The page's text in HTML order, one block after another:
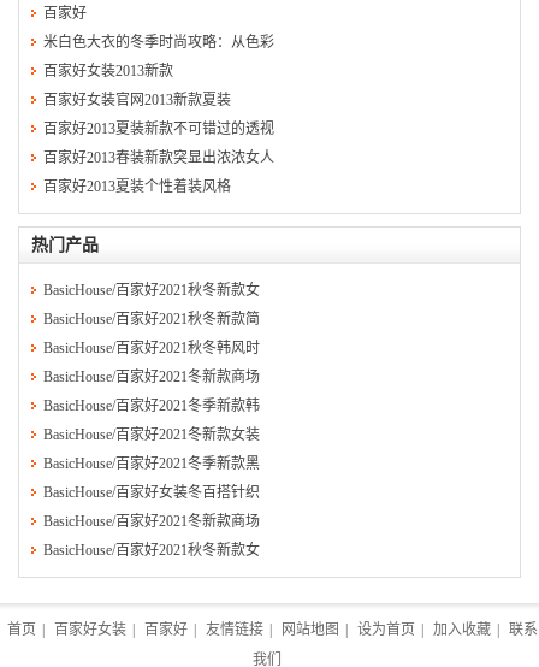
百家好
米白色大衣的冬季时尚攻略：从色彩
百家好女装2013新款
百家好女装官网2013新款夏装
百家好2013夏装新款不可错过的透视
百家好2013春装新款突显出浓浓女人
百家好2013夏装个性着装风格
热门产品
BasicHouse/百家好2021秋冬新款女
BasicHouse/百家好2021秋冬新款简
BasicHouse/百家好2021秋冬韩风时
BasicHouse/百家好2021冬新款商场
BasicHouse/百家好2021冬季新款韩
BasicHouse/百家好2021冬新款女装
BasicHouse/百家好2021冬季新款黑
BasicHouse/百家好女装冬百搭针织
BasicHouse/百家好2021冬新款商场
BasicHouse/百家好2021秋冬新款女
首页 百家好女装 百家好 友情链接 网站地图 设为首页 加入收藏
联系
我们